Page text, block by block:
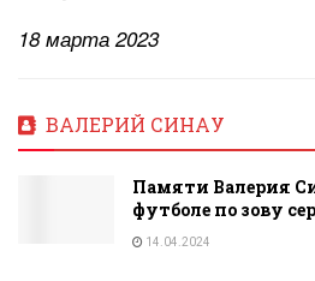
18 марта 2023
ВАЛЕРИЙ СИНАУ
Памяти Валерия
футболе по зову
14.04.2024